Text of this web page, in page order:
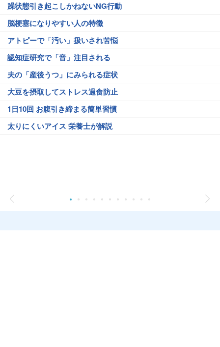
躁状態引き起こしかねないNG行動
脳梗塞になりやすい人の特徴
アトピーで「汚い」扱いされ苦悩
認知症研究で「音」注目される
夫の「産後うつ」にみられる症状
大豆を摂取してストレス過食防止
1日10回 お腹引き締まる簡単習慣
太りにくいアイス 栄養士が解説